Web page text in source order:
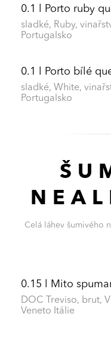
0.1 l Porto ruby
sladké, Ruby,
Portugalsko
0.1 l Porto bílé
sladké, White,
Portugalsko
Celá láhev šumivého
0.15 l Mito
DOC Treviso, brut,
Veneto Itálie